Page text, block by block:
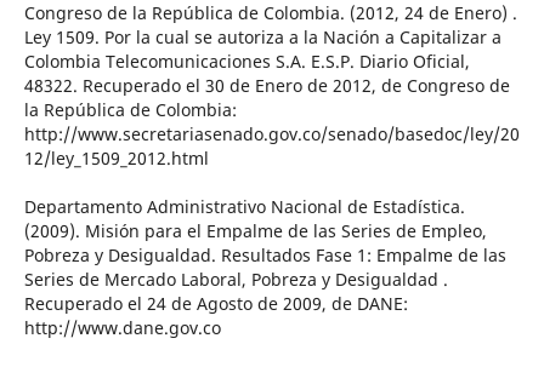
Congreso de la República de Colombia. (2012, 24 de Enero) .
Ley 1509. Por la cual se autoriza a la Nación a Capitalizar a
Colombia Telecomunicaciones S.A. E.S.P. Diario Oficial,
48322. Recuperado el 30 de Enero de 2012, de Congreso de
la República de Colombia:
http://www.secretariasenado.gov.co/senado/basedoc/ley/20
12/ley_1509_2012.html
Departamento Administrativo Nacional de Estadística.
(2009). Misión para el Empalme de las Series de Empleo,
Pobreza y Desigualdad. Resultados Fase 1: Empalme de las
Series de Mercado Laboral, Pobreza y Desigualdad .
Recuperado el 24 de Agosto de 2009, de DANE:
http://www.dane.gov.co